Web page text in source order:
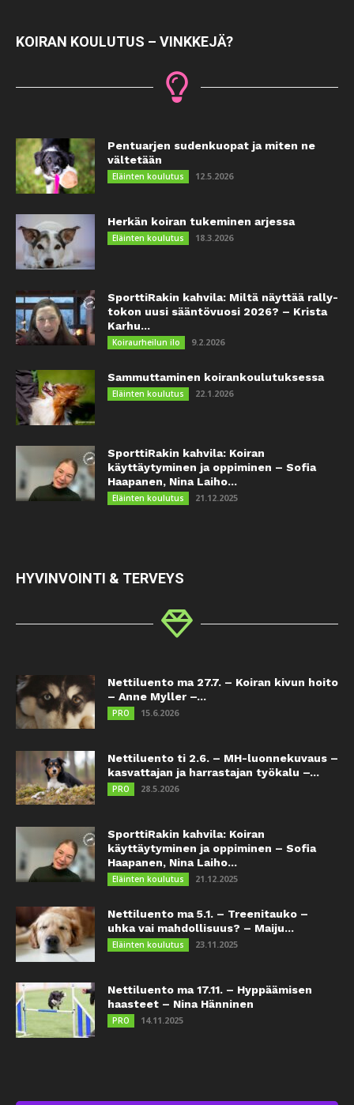
KOIRAN KOULUTUS – VINKKEJÄ?
Pentuarjen sudenkuopat ja miten ne
vältetään
Eläinten koulutus 12.5.2026
Herkän koiran tukeminen arjessa
Eläinten koulutus 18.3.2026
SporttiRakin kahvila: Miltä näyttää rally-
tokon uusi sääntövuosi 2026? – Krista
Karhu...
Koiraurheilun ilo 9.2.2026
Sammuttaminen koirankoulutuksessa
Eläinten koulutus 22.1.2026
SporttiRakin kahvila: Koiran
käyttäytyminen ja oppiminen – Sofia
Haapanen, Nina Laiho...
Eläinten koulutus 21.12.2025
HYVINVOINTI & TERVEYS
Nettiluento ma 27.7. – Koiran kivun hoito
– Anne Myller –...
PRO 15.6.2026
Nettiluento ti 2.6. – MH-luonnekuvaus –
kasvattajan ja harrastajan työkalu –...
PRO 28.5.2026
SporttiRakin kahvila: Koiran
käyttäytyminen ja oppiminen – Sofia
Haapanen, Nina Laiho...
Eläinten koulutus 21.12.2025
Nettiluento ma 5.1. – Treenitauko –
uhka vai mahdollisuus? – Maiju...
Eläinten koulutus 23.11.2025
Nettiluento ma 17.11. – Hyppäämisen
haasteet – Nina Hänninen
PRO 14.11.2025